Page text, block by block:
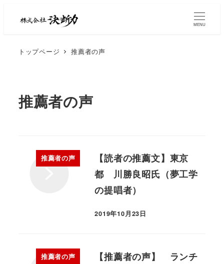
MENU
トップページ 推薦者の声
推薦者の声
推薦者の声
【読者の推薦文】東京
都 川勝良昭氏（夢工学
の提唱者）
2019年10月23日
推薦者の声
【推薦者の声】 ランチ